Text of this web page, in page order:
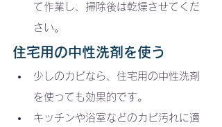
て作業し、掃除後は乾燥させてくだ
さい。
住宅用の中性洗剤を使う
少しのカビなら、住宅用の中性洗剤
を使っても効果的です。
キッチンや浴室などのカビ汚れに適